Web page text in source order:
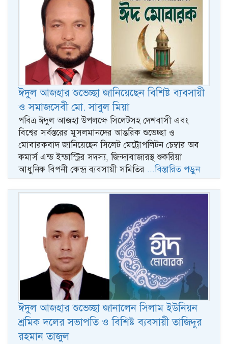
ঈদুল আজহার শুভেচ্ছা জানিয়েছেন বিশিষ্ট ব্যবসায়ী
ও সমাজসেবী মো. সাবুল মিয়া
পবিত্র ঈদুল আজহা উপলক্ষে সিলেটসহ দেশবাসী এবং
বিশ্বের সর্বস্তরের মুসলমানদের আন্তরিক শুভেচ্ছা ও
মোবারকবাদ জানিয়েছেন সিলেট মেট্রোপলিটন চেম্বার অব
কমার্স এন্ড ইন্ডাস্ট্রির সদস্য, জিন্দাবাজারস্থ শুকরিয়া
আধুনিক বিপনী কেন্দ্র ব্যবসায়ী সমিতির ...বিস্তারিত পড়ুন
ঈদুল আজহার শুভেচ্ছা জানালেন সিলাম ইউনিয়ন
শ্রমিক দলের সভাপতি ও বিশিষ্ট ব্যবসায়ী তাজিদুর
রহমান তাজুল